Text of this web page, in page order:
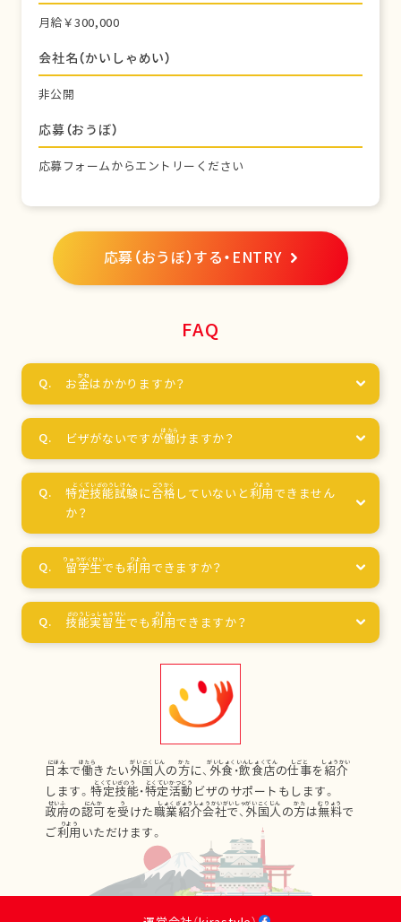
月給￥300,000
会社名（かいしゃめい）
非公開
応募（おうぼ）
応募フォームからエントリーください
応募（おうぼ）する・ENTRY
FAQ
お金はかかりますか？
ビザがないですが働けますか？
特定技能試験に合格 していないと利用 できません
か？
留学生でも利用 できますか？
技能実習生でも利用できますか？
日本で働きたい外国人の方に、 外食 ・飲食店の仕事を紹介
します。特定技能・特定活動 ビザのサポートもします。
政府の認可を受けた職業紹介会社で、 外国人の方は無料で
ご利用 いただけます。